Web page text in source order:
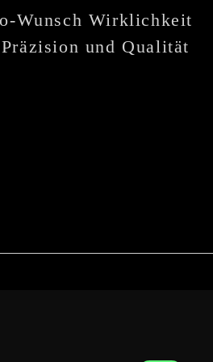
Wunsch Wirklichkeit
und Qualität